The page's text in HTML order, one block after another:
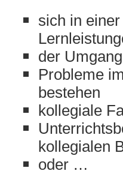
sich in
der
Probleme
bestehen
kollegiale
kollegialen
oder …